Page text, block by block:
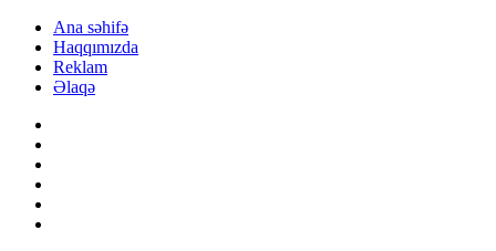
Ana səhifə
Haqqımızda
Reklam
Əlaqə